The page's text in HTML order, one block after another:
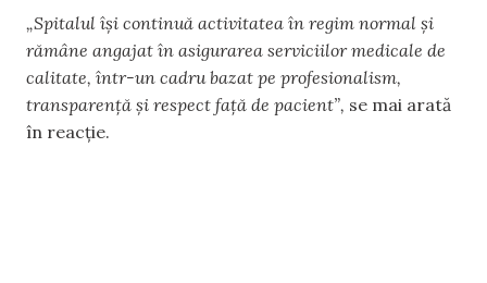
„Spitalul își continuă activitatea în regim normal și
rămâne angajat în asigurarea serviciilor medicale de
calitate, într-un cadru bazat pe profesionalism,
transparență și respect față de pacient”, se mai arată
în reacție.